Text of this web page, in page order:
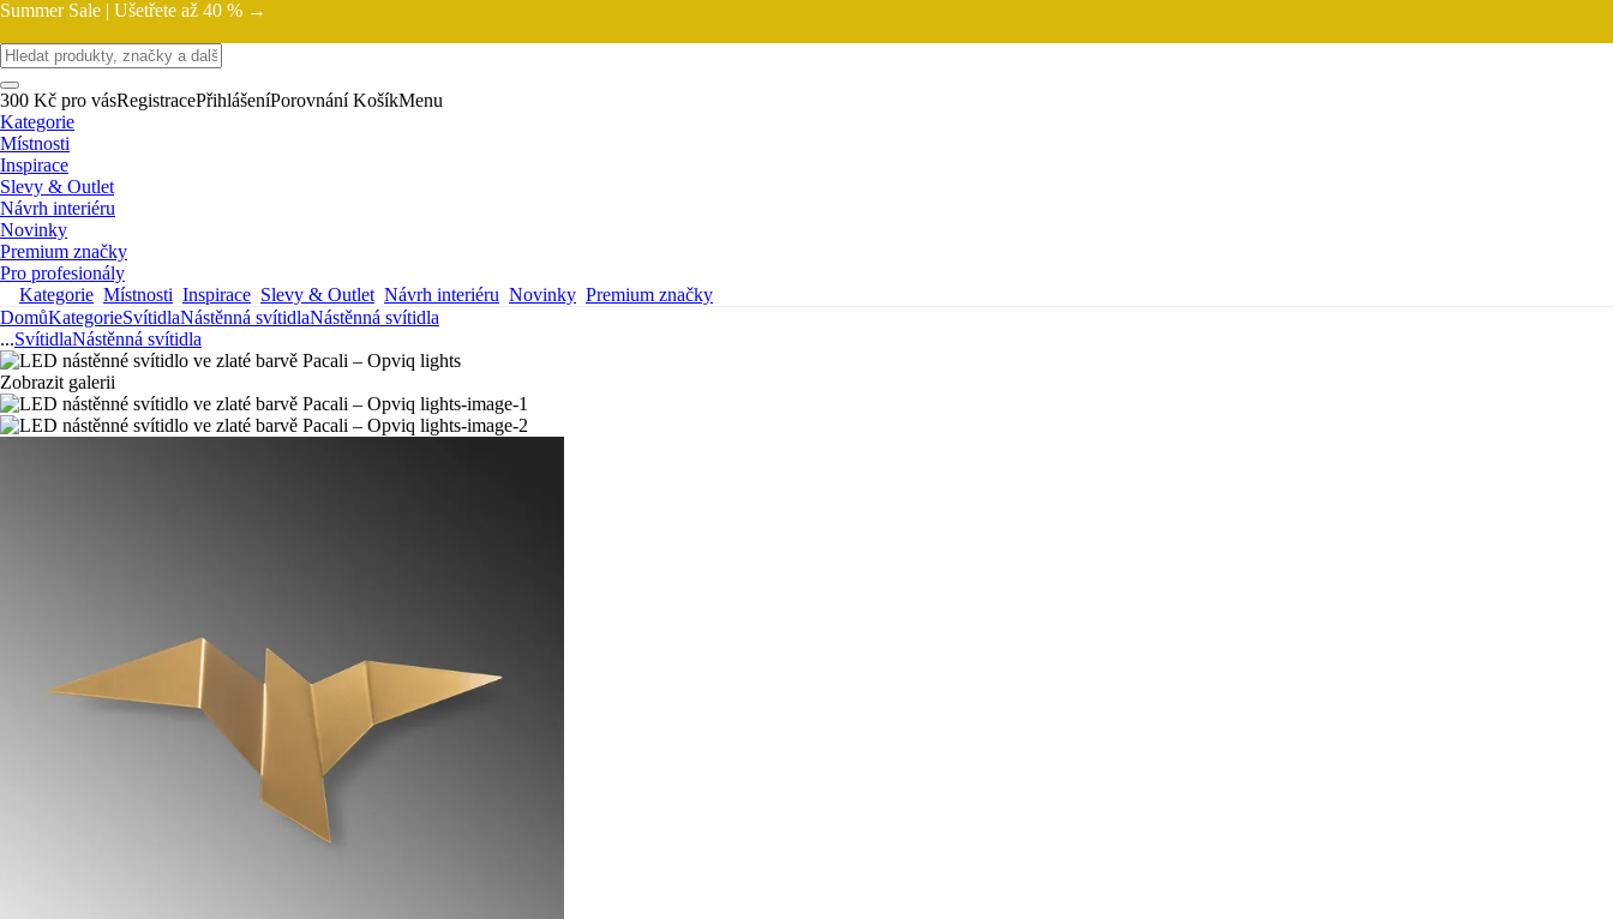
Summer Sale | Ušetřete až 40 % →
300 Kč pro vásRegistracePřihlášeníPorovnání KošíkMenu
Kategorie
Místnosti
Inspirace
Slevy & Outlet
Návrh interiéru
Novinky
Premium značky
Pro profesionály
Kategorie Místnosti Inspirace Slevy & Outlet Návrh interiéru Novinky Premium značky
DomůKategorieSvítidlaNástěnná svítidlaNástěnná svítidla
...SvítidlaNástěnná svítidla
Zobrazit galerii